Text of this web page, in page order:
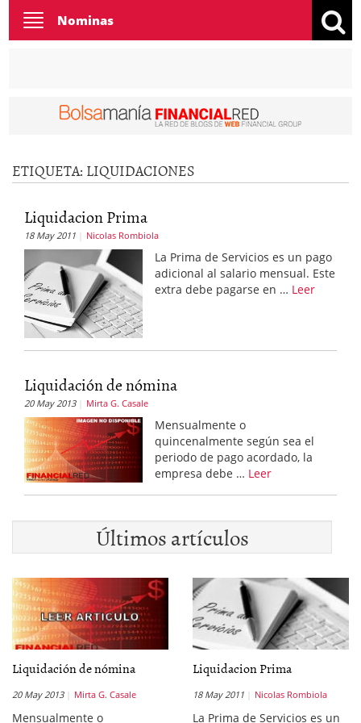
Toggle
navigation
Nominas
ETIQUETA: LIQUIDACIONES
Liquidacion Prima
18 May 2011 Nicolas Rombiola
La Prima de Servicios es un pago
adicional al salario mensual. Este
extra debe pagarse en … Leer
Liquidación de nómina
20 May 2013 Mirta G. Casale
Mensualmente o
quincenalmente según sea el
periodo de pago acordado, la
empresa debe … Leer
Últimos artículos
Liquidación de nómina
20 May 2013 Mirta G. Casale
Mensualmente o
Liquidacion Prima
18 May 2011 Nicolas Rombiola
La Prima de Servicios es un